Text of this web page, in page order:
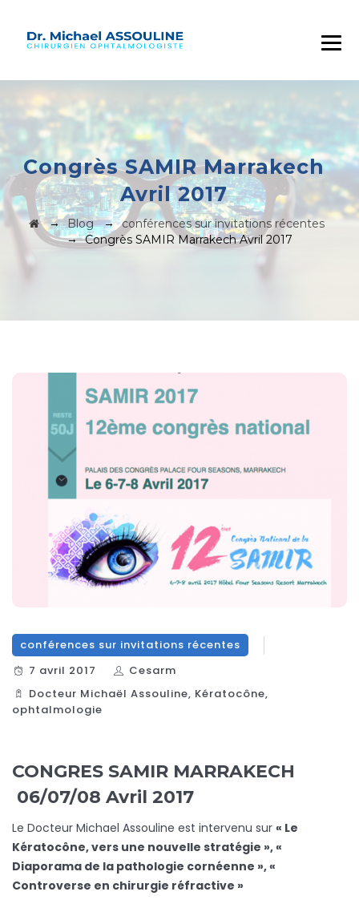
Congrès SAMIR Marrakech
Avril 2017
→Blog→conférences sur invitations récentes
→Congrès SAMIR Marrakech Avril 2017
conférences sur invitations récentes
7 avril 2017
Cesarm
Docteur Michaël Assouline, Kératocône,
ophtalmologie
CONGRES SAMIR MARRAKECH
06/07/08 Avril 2017
Le Docteur Michael Assouline est intervenu sur « Le
Kératocône, vers une nouvelle stratégie », «
Diaporama de la pathologie cornéenne », «
Controverse en chirurgie réfractive »